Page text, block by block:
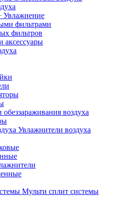
Увлажнение
фильтрами
фильтров
аксессуары
обеззараживания воздуха
Увлажнители воздуха
Мульти сплит системы